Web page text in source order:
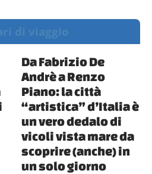
di viaggio
Da Fabrizio De
Andrè a Renzo
Piano: la città
“artistica” d’Italia è
un vero dedalo di
vicoli vista mare da
scoprire (anche) in
un solo giorno